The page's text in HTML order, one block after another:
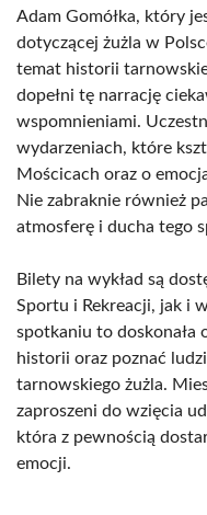
Adam Gomółka, który
dotyczącej żużla w
temat historii
dopełni tę narrację
wspomnieniami.
wydarzeniach, które
Mościcach oraz o
Nie zabraknie również
atmosferę i ducha tego
Bilety na wykład są
Sportu i Rekreacji, jak i
spotkaniu to doskonała
historii oraz poznać
tarnowskiego żużla.
zaproszeni do wzięcia
która z pewnością
emocji.